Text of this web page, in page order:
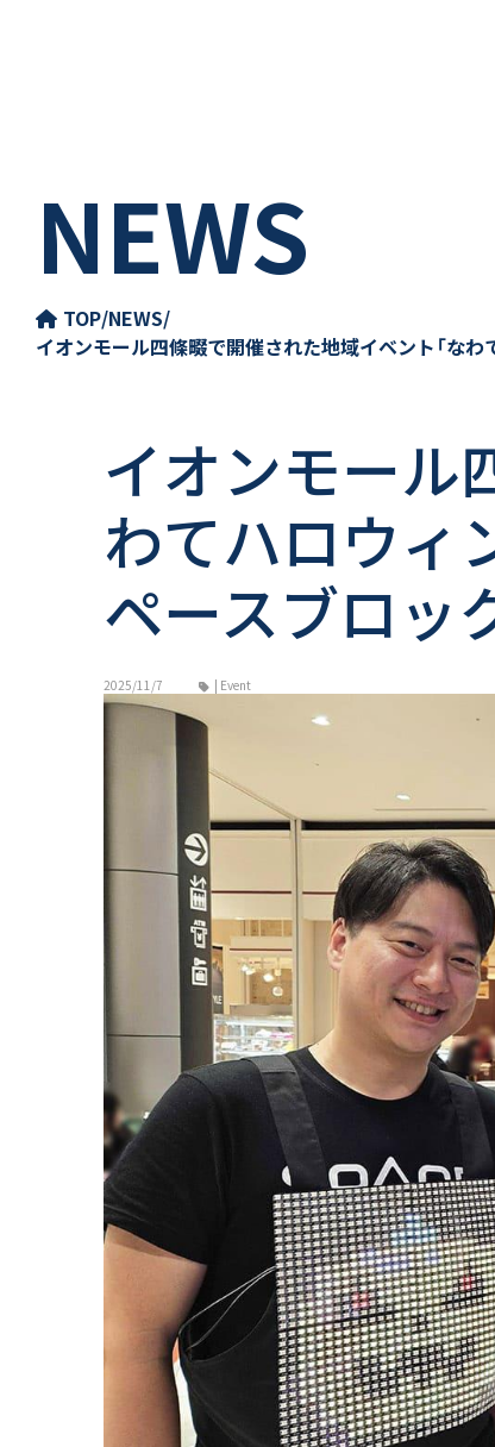
NEWS
TOP/NEWS/
イオンモール四條畷で開催された地域イベント「なわ
イオンモール
わてハロウィ
ペースブロッ
2025/11/7 | Event